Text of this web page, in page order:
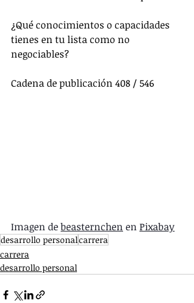
¿Qué conocimientos o capacidades
tienes en tu lista como no
negociables?
Cadena de publicación 408 / 546
Imagen de beasternchen en Pixabay
desarrollo personalcarrera
carrera
desarrollo personal